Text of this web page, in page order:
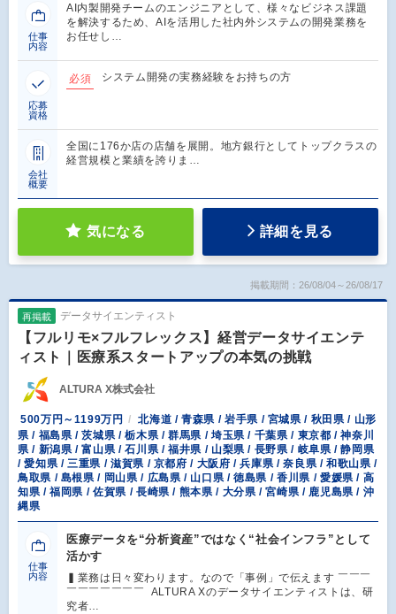
仕事
内容
AI内製開発チームのエンジニアとして、様々なビジネス課題
を解決するため、AIを活用した社内外システムの開発業務を
お任せし…
応募
資格
必須 システム開発の実務経験をお持ちの方
会社
概要
全国に176か店の店舗を展開。地方銀行としてトップクラスの
経営規模と業績を誇りま…
気になる 詳細を見る
掲載期間：26/08/04～26/08/17
再掲載 データサイエンティスト
【フルリモ×フルフレックス】経営データサイエンテ
ィスト｜医療系スタートアップの本気の挑戦
ALTURA X株式会社
500万円～1199万円
北海道 / 青森県 / 岩手県 / 宮城県 / 秋田県 / 山形
県 / 福島県 / 茨城県 / 栃木県 / 群馬県 / 埼玉県 / 千葉県 / 東京都 / 神奈川
県 / 新潟県 / 富山県 / 石川県 / 福井県 / 山梨県 / 長野県 / 岐阜県 / 静岡県
/ 愛知県 / 三重県 / 滋賀県 / 京都府 / 大阪府 / 兵庫県 / 奈良県 / 和歌山県 /
鳥取県 / 島根県 / 岡山県 / 広島県 / 山口県 / 徳島県 / 香川県 / 愛媛県 / 高
知県 / 福岡県 / 佐賀県 / 長崎県 / 熊本県 / 大分県 / 宮崎県 / 鹿児島県 / 沖
縄県
仕事
内容
医療データを“分析資産”ではなく“社会インフラ”として
活かす
▍業務は日々変わります。なので「事例」で伝えます ￣￣￣
￣￣￣￣￣￣￣ ALTURA Xのデータサイエンティストは、研
究者…